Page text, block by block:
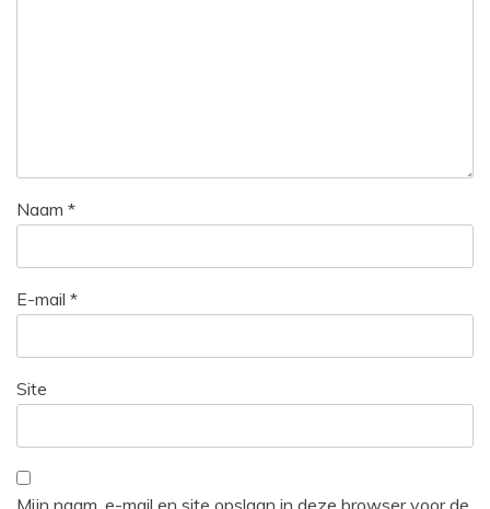
Naam *
E-mail *
Site
Mijn naam, e-mail en site opslaan in deze browser voor de